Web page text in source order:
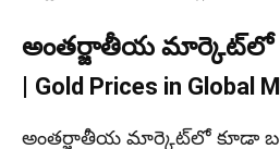
అంతర్జాతీయ మార్కెట్‌లో
| Gold Prices in Global
అంతర్జాతీయ మార్కెట్‌లో కూడా